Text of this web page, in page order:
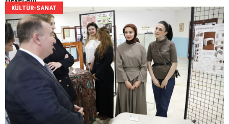
KÜLTÜR-SANAT